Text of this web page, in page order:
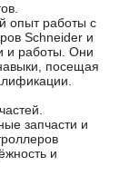
опыт работы с
Schneider и
и работы. Они
посещая
запчасти и
и